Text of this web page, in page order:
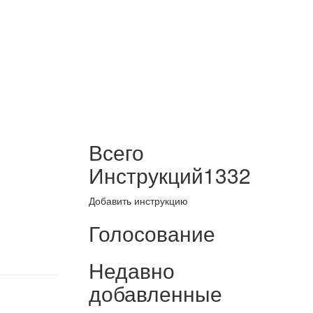
Всего
Инструкций1332
Добавить инструкцию
Голосование
Недавно
добавленные